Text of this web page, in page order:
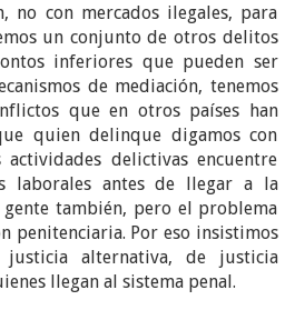
no con mercados ilegales, para
un conjunto de otros delitos
inferiores que pueden ser
de mediación, tenemos
que en otros países han
quien delinque digamos con
delictivas encuentre
laborales antes de llegar a la
también, pero el problema
penitenciaria. Por eso insistimos
justicia alternativa, de justicia
llegan al sistema penal.